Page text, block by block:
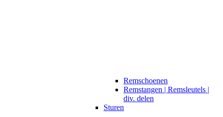
Remschoenen
Remstangen | Remsleutels |
div. delen
Sturen